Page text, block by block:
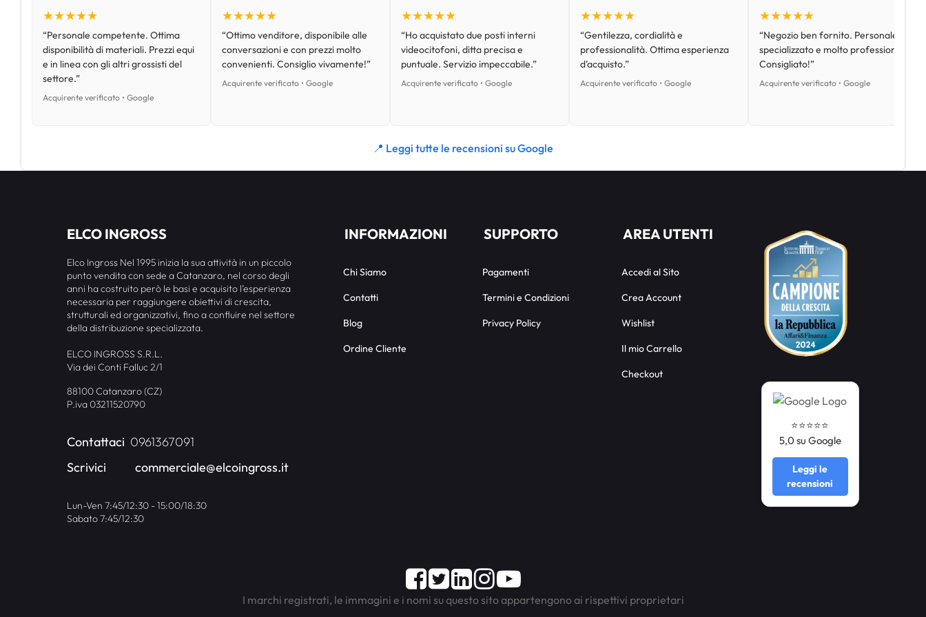
★★★★★
“Personale competente. Ottima
disponibilità di materiali. Prezzi equi
e in linea con gli altri grossisti del
settore.”
Acquirente verificato • Google
★★★★★
“Ottimo venditore, disponibile alle
conversazioni e con prezzi molto
convenienti. Consiglio vivamente!”
Acquirente verificato • Google
★★★★★
“Ho acquistato due posti interni
videocitofoni, ditta precisa e
puntuale. Servizio impeccabile.”
Acquirente verificato • Google
★★★★★
“Gentilezza, cordialità e
professionalità. Ottima esperienza
d’acquisto.”
Acquirente verificato • Google
★★★★★
“Negozio ben fornito. Personale
specializzato e molto professionale.
Consigliato!”
Acquirente verificato • Google
📍 Leggi tutte le recensioni su Google
ELCO INGROSS
Elco Ingross Nel 1995 inizia la sua attività in un piccolo
punto vendita con sede a Catanzaro, nel corso degli
anni ha costruito però le basi e acquisito l’esperienza
necessaria per raggiungere obiettivi di crescita,
strutturali ed organizzativi, fino a confluire nel settore
della distribuzione specializzata.
ELCO INGROSS S.R.L.
Via dei Conti Falluc 2/1
88100 Catanzaro (CZ)
P.iva 03211520790
Contattaci 0961367091
Scrivici
commerciale@elcoingross.it
Lun-Ven 7:45/12:30 - 15:00/18:30
Sabato 7:45/12:30
INFORMAZIONI
Chi Siamo
Contatti
Blog
Ordine Cliente
SUPPORTO
Pagamenti
Termini e Condizioni
Privacy Policy
AREA UTENTI
Accedi al Sito
Crea Account
Wishlist
Il mio Carrello
Checkout
⭐️⭐️⭐️⭐️⭐️
5,0 su Google
Leggi le
recensioni
Facebook
TwitterLinkedInInstagram
Youtube
I marchi registrati, le immagini e i nomi su questo sito appartengono ai rispettivi proprietari